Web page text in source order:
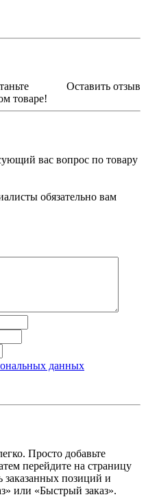
Оставить отзыв
товаре!
вас вопрос по товару
обязательно вам
данных
Просто добавьте
перейдите на страницу
заказанных позиций и
или «Быстрый заказ».